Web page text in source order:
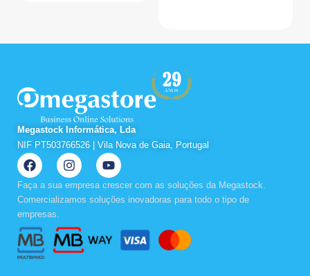
Megastock Informática, Lda
NIF PT503766526 | Vila Nova de Gaia, Portugal
F
a
c
e
o
o
k
I
n
s
t
r
a
m
Y
o
u
t
u
e
Faça a sua empresa crescer com as soluções da Megastock.
Comercializamos soluções inovadoras para todo o tipo de
empresas.